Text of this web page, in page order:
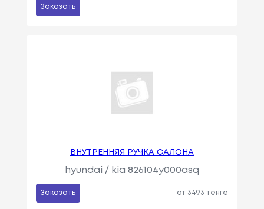
Заказать
ВНУТРЕННЯЯ РУЧКА САЛОНА
hyundai / kia 826104y000asq
Заказать от 3493 тенге